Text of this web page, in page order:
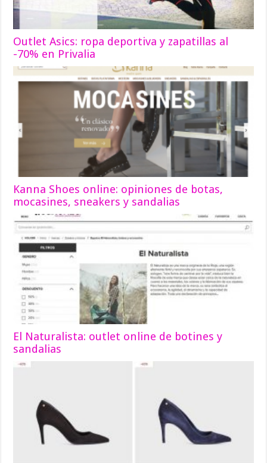
Outlet Asics: ropa deportiva y zapatillas al
-70% en Privalia
Kanna Shoes online: opiniones de botas,
mocasines, sneakers y sandalias
El Naturalista: outlet online de botines y
sandalias